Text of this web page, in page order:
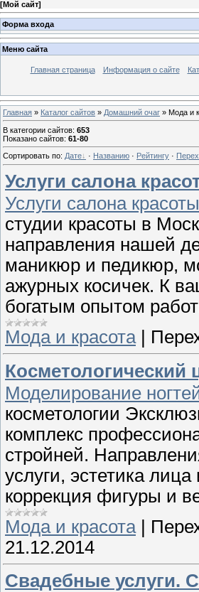
[Мой сайт]
Форма входа
Меню сайта
Главная страница Информация о сайте
Главная » Каталог сайтов » Домашний очаг » Мода и
В категории сайтов: 653
Показано сайтов: 61-80
Сортировать по: Дате · Названию · Рейтингу ·
Услуги салона
Услуги салона
студии красоты в
направления нашей
маникюр и педикюр,
ажурных косичек. К
богатым опытом
Мода и красота|
Моделирование
косметологии
комплекс
стройней.
услуги, эстетика
коррекция фигуры и
Мода и красота |
21.12.2014
Свадебные услуги.